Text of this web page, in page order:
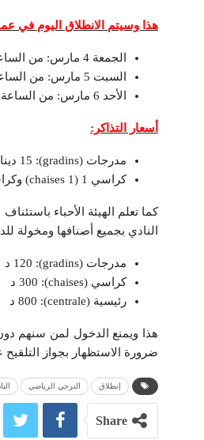
هذا وسيتم الانطلاق اليوم في
الجمعة 4 مارس: من الساعة 15:00 إلى الساعة 18:00 بشبابيك ملعب الطيب المهيري
السبت 5 مارس: من الساعة 09:00 إلى الساعة 18:00 بشبابيك ملعب الطيب المهيري
الأحد 6 مارس: من الساعة 09:00 إلى توقيت المباراة بشبابيك مركب النادي
أسعار التذاكر:
مدرجات (gradins): 15 دينار
كراسي 1 (chaises 1) وكراسي 2 (chaises 2): 25 دينار
النادي بجميع أصنافها ومخولة
مدرجات (gradins): 120 د
كراسي (chaises): 300 د
رئيسية (centrale): 800 د
ضرورة الاستظهار بجواز
إنطلاق الترجي الرياضي
Share